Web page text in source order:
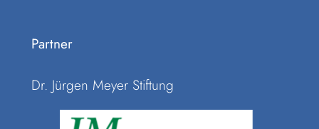
Partner
Dr. Jürgen Meyer Stiftung